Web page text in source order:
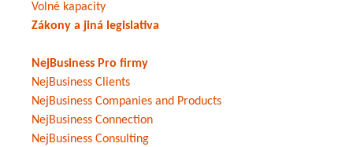
Volné kapacity
Zákony a jiná legislativa
NejBusiness Pro firmy
NejBusiness Clients
NejBusiness Companies and Products
NejBusiness Connection
NejBusiness Consulting